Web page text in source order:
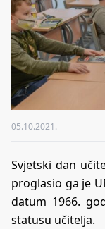
05.10.2021.
Svjetski dan
proglasio ga je
datum 1966.
statusu učitelja.